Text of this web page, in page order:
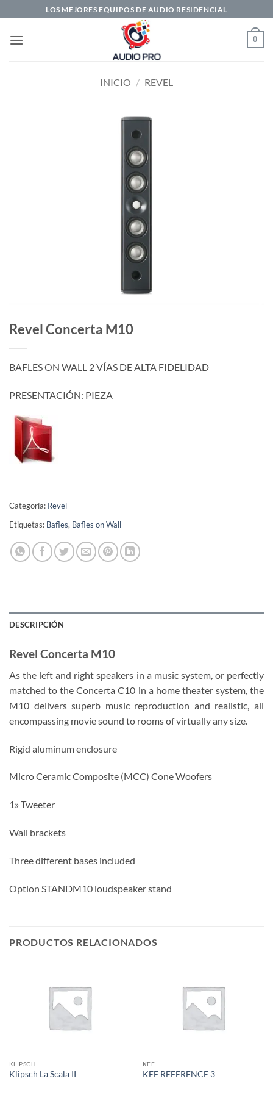
al
contenido
LOS MEJORES EQUIPOS DE AUDIO RESIDENCIAL
0
INICIO / REVEL
Revel Concerta M10
BAFLES ON WALL 2 VÍAS DE ALTA FIDELIDAD
PRESENTACIÓN: PIEZA
Categoría: Revel
Etiquetas: Bafles, Bafles on Wall
DESCRIPCIÓN
Revel Concerta M10
As the left and right speakers in a music system, or perfectly
matched to the Concerta C10 in a home theater system, the
M10 delivers superb music reproduction and realistic, all
encompassing movie sound to rooms of virtually any size.
Rigid aluminum enclosure
Micro Ceramic Composite (MCC) Cone Woofers
1» Tweeter
Wall brackets
Three different bases included
Option STANDM10 loudspeaker stand
PRODUCTOS RELACIONADOS
KLIPSCH
Klipsch La Scala II
KEF
KEF REFERENCE 3